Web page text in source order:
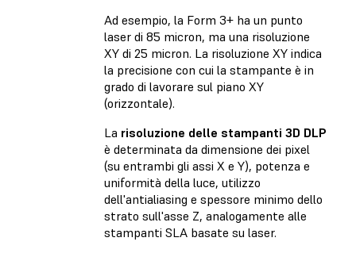
Ad esempio, la Form 3+ ha un punto
laser di 85 micron, ma una risoluzione
XY di 25 micron. La risoluzione XY indica
la precisione con cui la stampante è in
grado di lavorare sul piano XY
(orizzontale).
La risoluzione delle stampanti 3D DLP
è determinata da dimensione dei pixel
(su entrambi gli assi X e Y), potenza e
uniformità della luce, utilizzo
dell'antialiasing e spessore minimo dello
strato sull'asse Z, analogamente alle
stampanti SLA basate su laser.